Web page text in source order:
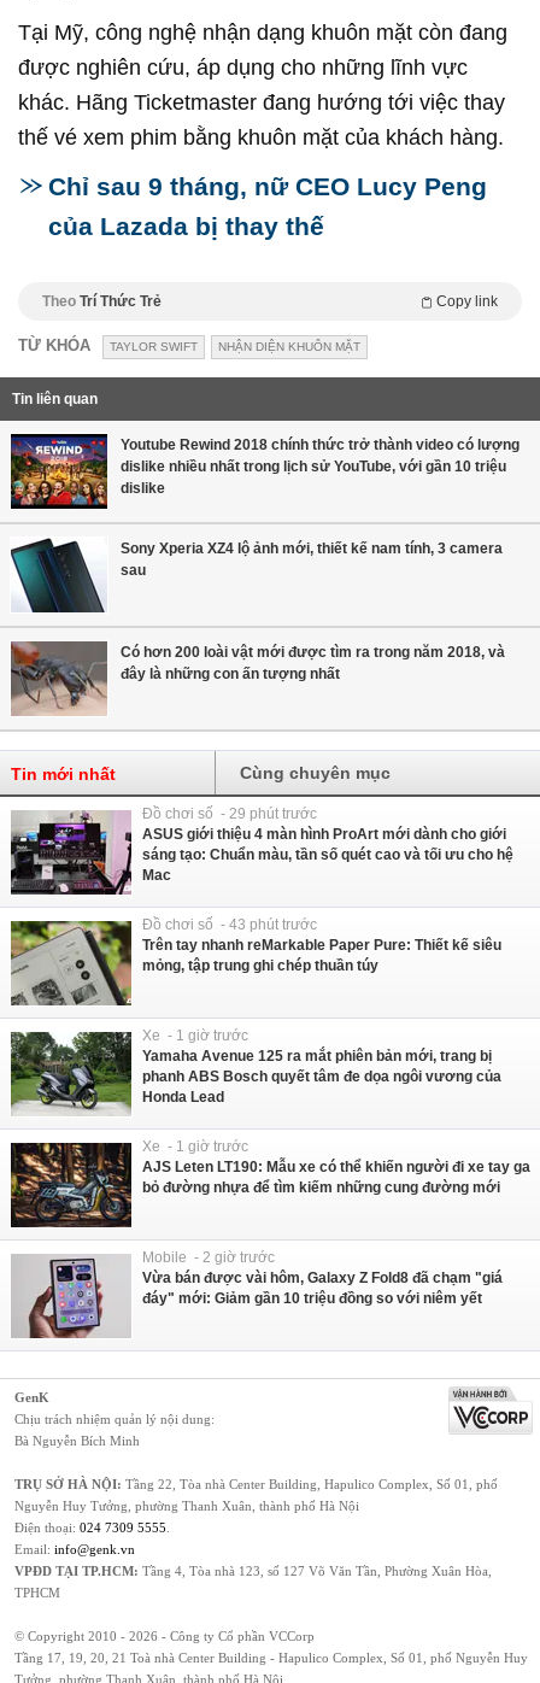
Tại Mỹ, công nghệ nhận dạng khuôn mặt còn đang
được nghiên cứu, áp dụng cho những lĩnh vực
khác. Hãng Ticketmaster đang hướng tới việc thay
thế vé xem phim bằng khuôn mặt của khách hàng.
Chỉ sau 9 tháng, nữ CEO Lucy Peng
của Lazada bị thay thế
Theo Trí Thức Trẻ Copy link
TỪ KHÓA TAYLOR SWIFT NHẬN DIỆN KHUÔN MẶT
Tin liên quan
Youtube Rewind 2018 chính thức trở thành video có lượng
dislike nhiều nhất trong lịch sử YouTube, với gần 10 triệu
dislike
Sony Xperia XZ4 lộ ảnh mới, thiết kế nam tính, 3 camera
sau
Có hơn 200 loài vật mới được tìm ra trong năm 2018, và
đây là những con ấn tượng nhất
Tin mới nhất Cùng chuyên mục
Đồ chơi số - 29 phút trước
ASUS giới thiệu 4 màn hình ProArt mới dành cho giới
sáng tạo: Chuẩn màu, tần số quét cao và tối ưu cho hệ
Mac
Đồ chơi số - 43 phút trước
Trên tay nhanh reMarkable Paper Pure: Thiết kế siêu
mỏng, tập trung ghi chép thuần túy
Xe - 1 giờ trước
Yamaha Avenue 125 ra mắt phiên bản mới, trang bị
phanh ABS Bosch quyết tâm đe dọa ngôi vương của
Honda Lead
Xe - 1 giờ trước
AJS Leten LT190: Mẫu xe có thể khiến người đi xe tay ga
bỏ đường nhựa để tìm kiếm những cung đường mới
Mobile - 2 giờ trước
Vừa bán được vài hôm, Galaxy Z Fold8 đã chạm "giá
đáy" mới: Giảm gần 10 triệu đồng so với niêm yết
GenK
Chịu trách nhiệm quản lý nội dung:
Bà Nguyễn Bích Minh
TRỤ SỞ HÀ NỘI: Tầng 22, Tòa nhà Center Building, Hapulico Complex, Số 01, phố
Nguyễn Huy Tưởng, phường Thanh Xuân, thành phố Hà Nội
Điện thoại: 024 7309 5555
Email: info@genk.vn
VPĐD TẠI TP.HCM: Tầng 4, Tòa nhà 123, số 127 Võ Văn Tần, Phường Xuân Hòa,
TPHCM
© Copyright 2010 - 2026 - Công ty Cổ phần VCCorp
Tầng 17, 19, 20, 21 Toà nhà Center Building - Hapulico Complex, Số 01, phố Nguyễn Huy
Tưởng, phường Thanh Xuân, thành phố Hà Nội